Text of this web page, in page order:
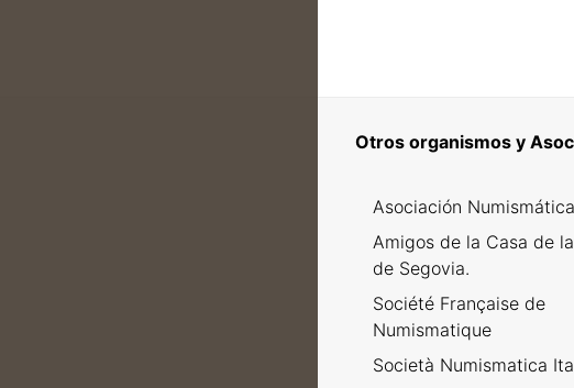
Otros organismos y
Asociación
Amigos de la Casa de
de Segovia.
Société Française de
Numismatique
Società Numismatica